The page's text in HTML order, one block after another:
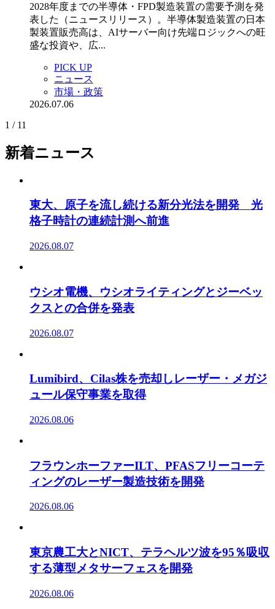
2028年度までの半導体・FPD製造装置の需要予測を発
表した（ニュースリリース）。半導体製造装置の日本
製装置販売高は、AIサーバー向け先端ロジックへの旺
盛な投資や、広...
PICK UP
ニュース
市場・政策
2026.07.06
1 / 11
新着ニュース
東大、原子を流し続ける新分光法を開発 光
格子時計の連続計測へ前進
2026.08.07
ウシオ電機、ウシオライティングとジーベッ
クスとの合併を発表
2026.08.07
Lumibird、Cilas株を売却しレーザー・メガジ
ュール保守事業を取得
2026.08.06
フラウンホーファーILT、PFASフリーコーテ
ィングのレーザー製造技術を開発
2026.08.06
東京農工大とNICT、テラヘルツ波を95％吸収
する薄型メタサーフェスを開発
2026.08.06